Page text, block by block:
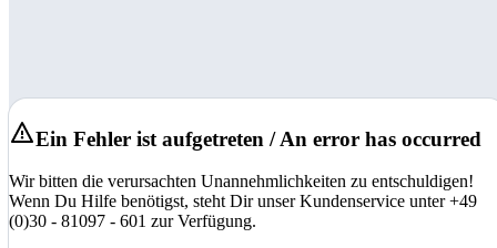
Ein Fehler ist aufgetreten / An error has occurred
Wir bitten die verursachten Unannehmlichkeiten zu entschuldigen!
Wenn Du Hilfe benötigst, steht Dir unser Kundenservice unter +49
(0)30 - 81097 - 601 zur Verfügung.